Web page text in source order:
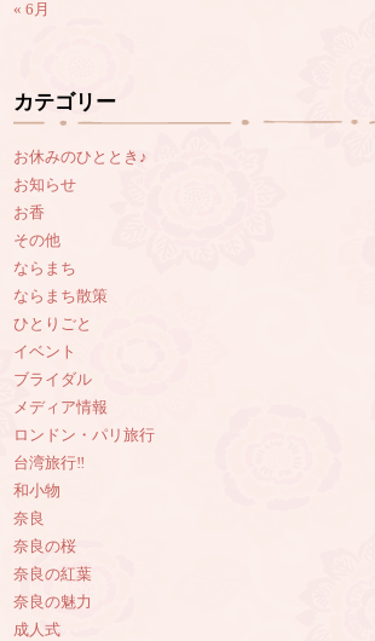
« 6月
カテゴリー
お休みのひととき♪
お知らせ
お香
その他
ならまち
ならまち散策
ひとりごと
イベント
ブライダル
メディア情報
ロンドン・パリ旅行
台湾旅行‼︎
和小物
奈良
奈良の桜
奈良の紅葉
奈良の魅力
成人式